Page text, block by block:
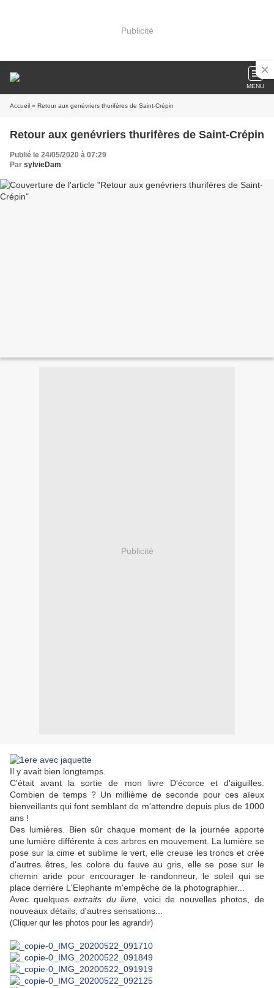
Publicité
MENU
Accueil » Retour aux genévriers thurifères de Saint-Crépin
Retour aux genévriers thurifères de Saint-Crépin
Publié le 24/05/2020 à 07:29
Par sylvieDam
Publicité
Il y avait bien longtemps.
C'était avant la sortie de mon livre D'écorce et d'aiguilles.
Combien de temps ? Un millième de seconde pour ces aïeux
bienveillants qui font semblant de m'attendre depuis plus de 1000
ans !
Des lumières. Bien sûr chaque moment de la journée apporte
une lumière différente à ces arbres en mouvement. La lumière se
pose sur la cime et sublime le vert, elle creuse les troncs et crée
d'autres êtres, les colore du fauve au gris, elle se pose sur le
chemin aride pour encourager le randonneur, le soleil qui se
place derrière L'Elephante m'empêche de la photographier...
Avec quelquesextraits du livre , voici de nouvelles photos, de
nouveaux détails, d'autres sensations...
(Cliquer qur les photos pour les agrandir)